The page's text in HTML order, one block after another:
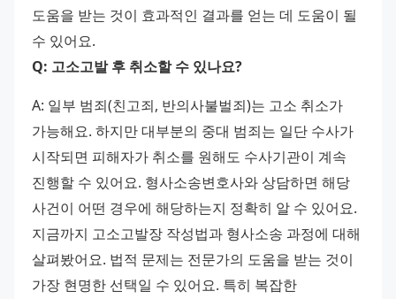
도움을 받는 것이 효과적인 결과를 얻는 데 도움이 될
수 있어요.
Q: 고소고발 후 취소할 수 있나요?
A: 일부 범죄(친고죄, 반의사불벌죄)는 고소 취소가
가능해요. 하지만 대부분의 중대 범죄는 일단 수사가
시작되면 피해자가 취소를 원해도 수사기관이 계속
진행할 수 있어요. 형사소송변호사와 상담하면 해당
사건이 어떤 경우에 해당하는지 정확히 알 수 있어요.
지금까지 고소고발장 작성법과 형사소송 과정에 대해
살펴봤어요. 법적 문제는 전문가의 도움을 받는 것이
가장 현명한 선택일 수 있어요. 특히 복잡한